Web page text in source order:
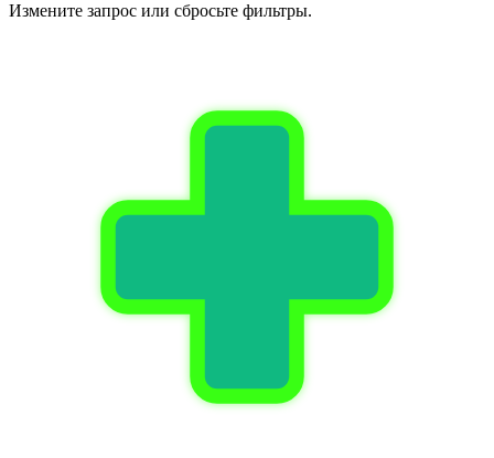
Измените запрос или сбросьте фильтры.